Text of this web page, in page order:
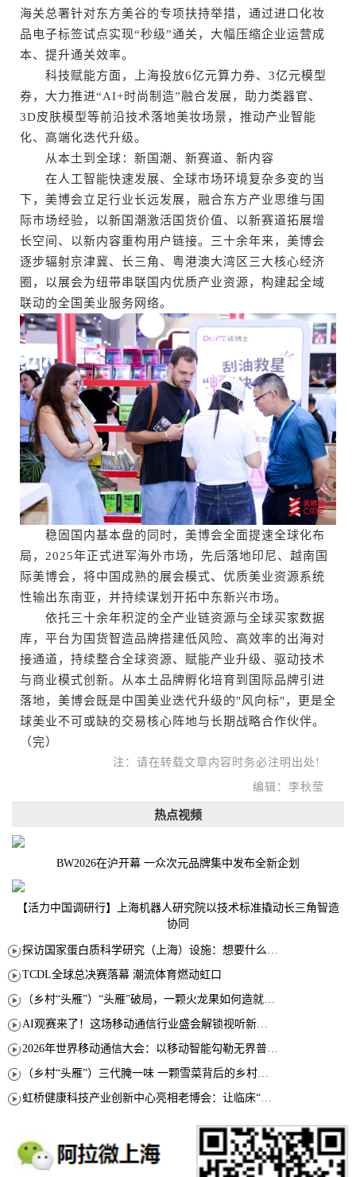
海关总署针对东方美谷的专项扶持举措，通过进口化妆
品电子标签试点实现“秒级”通关，大幅压缩企业运营成
本、提升通关效率。
科技赋能方面，上海投放6亿元算力券、3亿元模型
券，大力推进“AI+时尚制造”融合发展，助力类器官、
3D皮肤模型等前沿技术落地美妆场景，推动产业智能
化、高端化迭代升级。
从本土到全球：新国潮、新赛道、新内容
在人工智能快速发展、全球市场环境复杂多变的当
下，美博会立足行业长远发展，融合东方产业思维与国
际市场经验，以新国潮激活国货价值、以新赛道拓展增
长空间、以新内容重构用户链接。三十余年来，美博会
逐步辐射京津冀、长三角、粤港澳大湾区三大核心经济
圈，以展会为纽带串联国内优质产业资源，构建起全域
联动的全国美业服务网络。
稳固国内基本盘的同时，美博会全面提速全球化布
局，2025年正式进军海外市场，先后落地印尼、越南国
际美博会，将中国成熟的展会模式、优质美业资源系统
性输出东南亚，并持续谋划开拓中东新兴市场。
依托三十余年积淀的全产业链资源与全球买家数据
库，平台为国货智造品牌搭建低风险、高效率的出海对
接通道，持续整合全球资源、赋能产业升级、驱动技术
与商业模式创新。从本土品牌孵化培育到国际品牌引进
落地，美博会既是中国美业迭代升级的"风向标"，更是全
球美业不可或缺的交易核心阵地与长期战略合作伙伴。
（完）
注：请在转载文章内容时务必注明出处!
编辑：李秋莹
热点视频
BW2026在沪开幕 一众次元品牌集中发布全新企划
【活力中国调研行】上海机器人研究院以技术标准撬动长三角智造
协同
TCDL全球总决赛落幕 潮流体育燃动虹口